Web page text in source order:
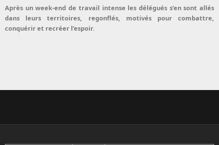
Après un week-end de travail intense les délégués s’en sont allés
dans leurs territoires, regonflés, motivés pour combattre,
conquérir et recréer l’espoir.